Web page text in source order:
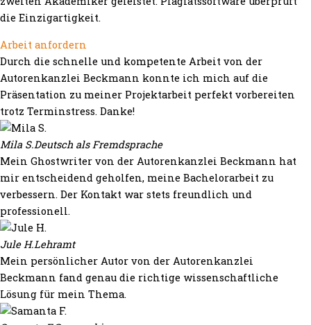
die Einzigartigkeit.
Arbeit anfordern
Durch die schnelle und kompetente Arbeit von der
Autorenkanzlei Beckmann konnte ich mich auf die
Präsentation zu meiner Projektarbeit perfekt vorbereiten
trotz Terminstress. Danke!
Mila S.Deutsch als Fremdsprache
Mein Ghostwriter von der Autorenkanzlei Beckmann hat
mir entscheidend geholfen, meine Bachelorarbeit zu
verbessern. Der Kontakt war stets freundlich und
professionell.
Jule H.Lehramt
Mein persönlicher Autor von der Autorenkanzlei
Beckmann fand genau die richtige wissenschaftliche
Lösung für mein Thema.